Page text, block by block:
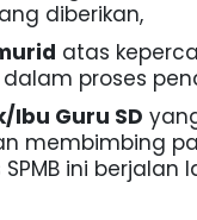
diberikan,
atas
proses
Ibu Guru SD
membimbing
ini berjalan